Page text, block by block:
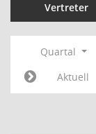
Vertreter
Quartal
Aktuell